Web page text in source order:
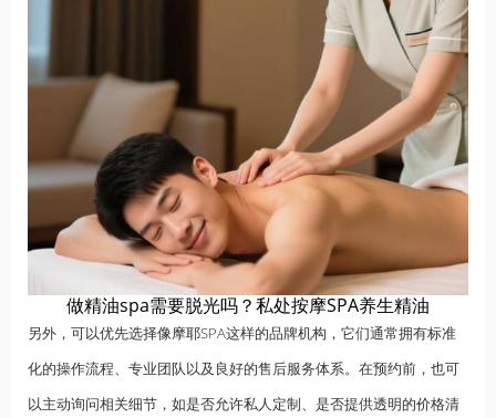
做精油spa需要脱光吗？私处按摩SPA养生精油
另外，可以优先选择像摩耶SPA这样的品牌机构，它们通常拥有标准
化的操作流程、专业团队以及良好的售后服务体系。在预约前，也可
以主动询问相关细节，如是否允许私人定制、是否提供透明的价格清